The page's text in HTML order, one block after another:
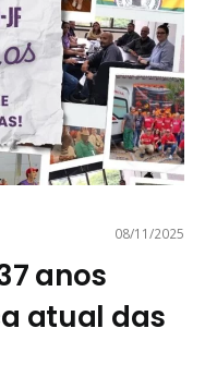
08/11/2025
anos
atual das